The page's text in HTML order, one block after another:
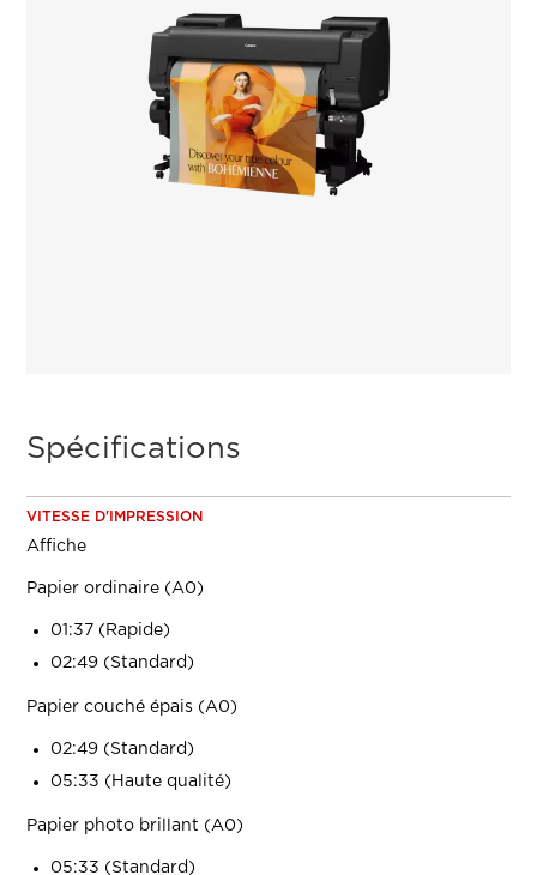
Spécifications
VITESSE D'IMPRESSION
Affiche
Papier ordinaire (A0)
01:37 (Rapide)
02:49 (Standard)
Papier couché épais (A0)
02:49 (Standard)
05:33 (Haute qualité)
Papier photo brillant (A0)
05:33 (Standard)